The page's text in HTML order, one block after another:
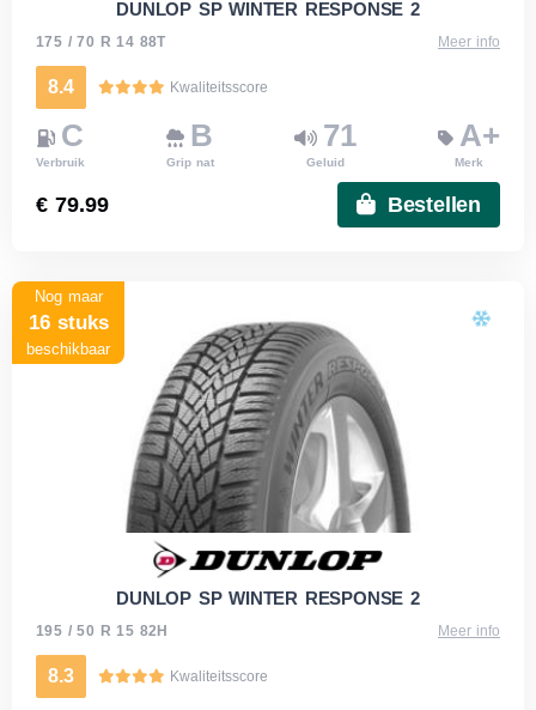
DUNLOP SP WINTER RESPONSE 2
175 / 70 R 14 88T Meer info
8.4 Kwaliteitsscore
C
Verbruik
B
Grip nat
71
Geluid
A+
Merk
€ 79.99 Bestellen
Nog maar
16 stuks
beschikbaar
DUNLOP SP WINTER RESPONSE 2
195 / 50 R 15 82H Meer info
8.3 Kwaliteitsscore